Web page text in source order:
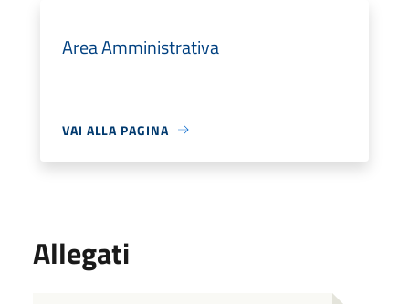
Area Amministrativa
VAI ALLA PAGINA
Allegati